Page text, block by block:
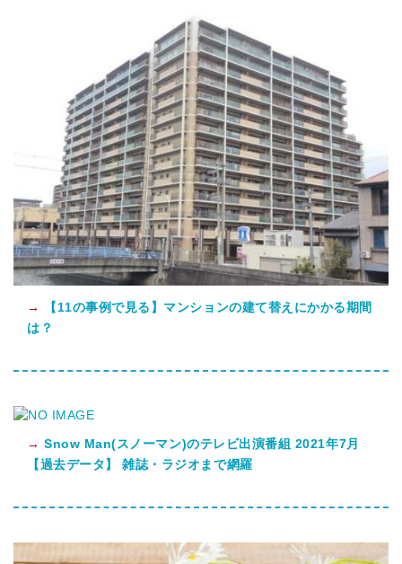
→
【11の事例で見る】マンションの建て替えにかかる期間
は？
→ Snow Man(スノーマン)のテレビ出演番組 2021年7月
【過去データ】 雑誌・ラジオまで網羅